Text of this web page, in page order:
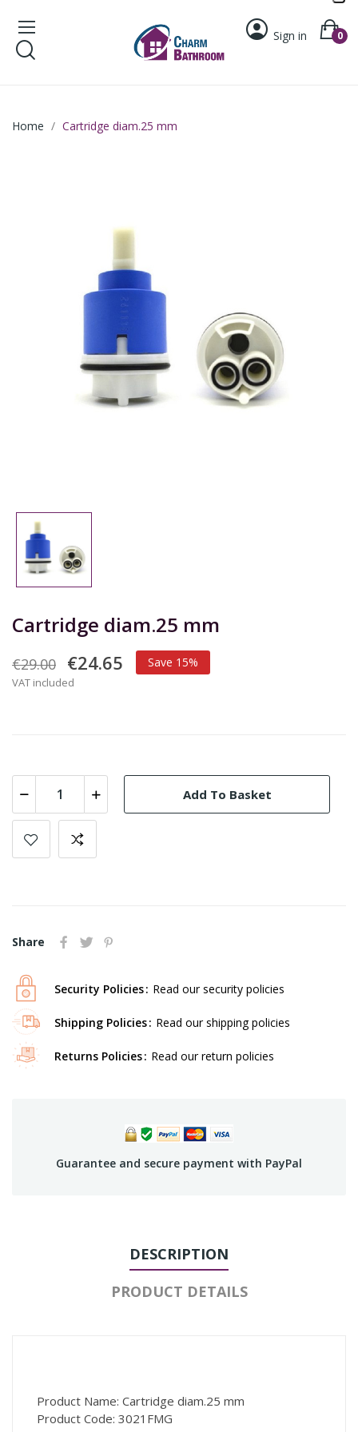
Sign in 0
Home Cartridge diam.25 mm
Cartridge diam.25 mm
€29.00 €24.65 Save 15%
VAT included
Add To Basket
Share
Security Policies Read our security policies
Shipping Policies Read our shipping policies
Returns Policies Read our return policies
Guarantee and secure payment with PayPal
DESCRIPTION
PRODUCT DETAILS
Product Name: Cartridge diam.25 mm
Product Code: 3021FMG